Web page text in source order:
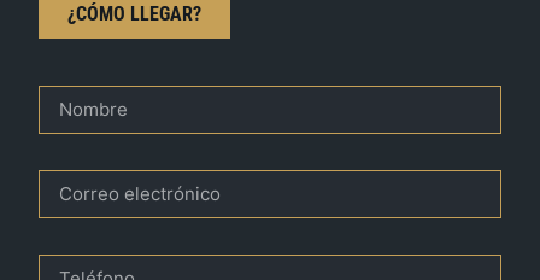
¿CÓMO LLEGAR?